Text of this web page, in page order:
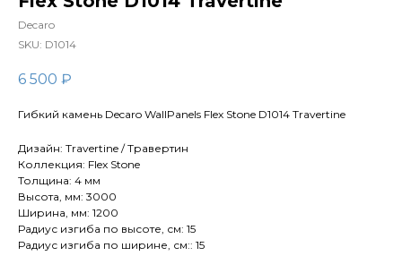
Decaro
SKU: D1014
6 500 ₽
Гибкий камень Decaro WallPanels Flex Stone D1014 Travertine
Дизайн: Travertine / Травертин
Коллекция: Flex Stone
Толщина: 4 мм
Высота, мм: 3000
Ширина, мм: 1200
Радиус изгиба по высоте, см: 15
Радиус изгиба по ширине, см:: 15